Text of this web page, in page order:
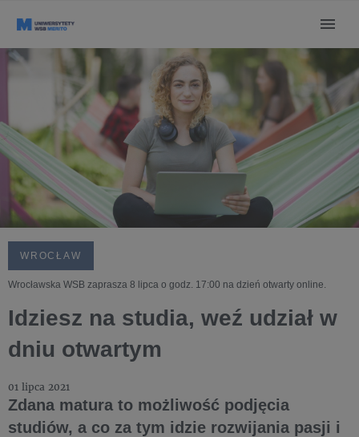
WROCŁAW
Wrocławska WSB zaprasza 8 lipca o godz. 17:00 na dzień otwarty online.
Idziesz na studia, weź udział w
dniu otwartym
01 lipca 2021
Zdana matura to możliwość podjęcia
studiów, a co za tym idzie rozwijania pasji i